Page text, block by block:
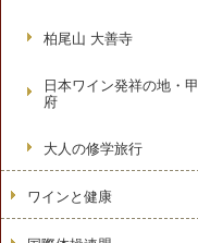
柏尾山 大善寺
日本ワイン発祥の地・甲
府
大人の修学旅行
ワインと健康